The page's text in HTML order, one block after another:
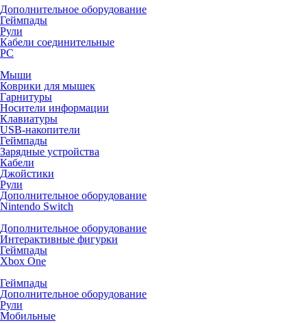
Дополнительное оборудование
Геймпады
Рули
Кабели соединительные
PC
Мыши
Коврики для мышек
Гарнитуры
Носители информации
Клавиатуры
USB-накопители
Геймпады
Зарядные устройства
Кабели
Джойстики
Рули
Дополнительное оборудование
Nintendo Switch
Дополнительное оборудование
Интерактивные фигурки
Геймпады
Xbox One
Геймпады
Дополнительное оборудование
Рули
Мобильные